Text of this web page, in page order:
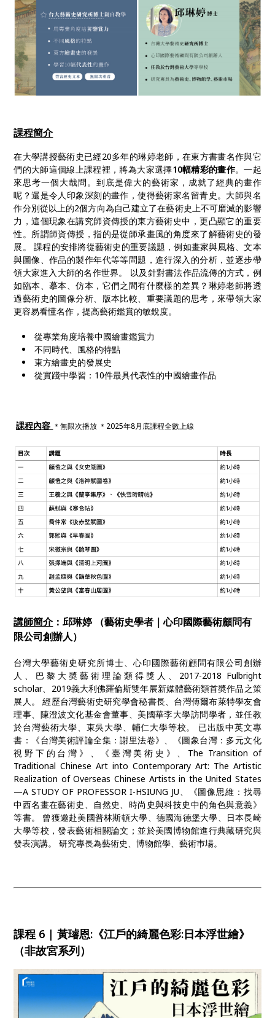
課程簡介
在大學講授藝術史已經20多年的琳婷老師，在東方書畫名作與它
們的大師這個線上課程裡，將為大家選擇10幅精彩的畫作。一起
來思考一個大哉問。到底是偉大的藝術家，成就了經典的畫作
呢？還是令人印象深刻的畫作，使得藝術家名留青史。大師與名
作分別從以上的2個方向為自己建立了在藝術史上不可磨滅的影響
力，這個現象在講究師資傳授的東方藝術史中，更凸顯它的重要
性。所謂師資傳授，指的是從師承畫風的角度來了解藝術史的發
展。 課程的安排將從藝術史的重要議題，例如畫家與風格、文本
與圖像、作品的製作年代等等問題，進行深入的分析，並逐步帶
領大家進入大師的名作世界。 以及針對書法作品流傳的方式，例
如臨本、摹本、仿本，它們之間有什麼樣的差異？琳婷老師將透
過藝術史的圖像分析、版本比較、重要議題的思考，來帶領大家
更容易看懂名作，提高藝術鑑賞的敏銳度。
從專業角度培養中國繪畫鑑賞力
不同時代、風格的特點
東方繪畫史的發展史
從實踐中學習：10件最具代表性的中國繪畫作品
課程內容 ＊無限次播放 ＊2025年8月底課程全數上線
講師簡介：邱琳婷 （藝術史學者｜心印國際藝術顧問有
限公司創辦人）
台灣大學藝術史研究所博士、心印國際藝術顧問有限公司創辦
人、巴黎大奬藝術理論類得獎人、2017-2018 Fulbright
scholar、2019義大利佛羅倫斯雙年展新媒體藝術類首奬作品之策
展人。 經歷台灣藝術史研究學會秘書長、台灣傅爾布萊特學友會
理事、陳澄波文化基金會董事、美國華李大學訪問學者，並任教
於台灣藝術大學、東吳大學、輔仁大學等校。 已出版中英文專
書：《台灣美術評論全集：謝里法卷》、《圖象台灣：多元文化
視野下的台灣》、《臺灣美術史》、The Transition of
Traditional Chinese Art into Contemporary Art: The Artistic
Realization of Overseas Chinese Artists in the United States
—A STUDY OF PROFESSOR I-HSIUNG JU、《圖像思維：找尋
中西名畫在藝術史、自然史、時尚史與科技史中的角色與意義》
等書。 曾獲邀赴美國普林斯頓大學、德國海德堡大學、日本長崎
大學等校，發表藝術相關論文；並於美國博物館進行典藏研究與
發表演講。 研究專長為藝術史、博物館學、藝術巿場。
課程 6 | 黃璿恩:《江戶的綺麗色彩:日本浮世繪》
（非故宮系列）